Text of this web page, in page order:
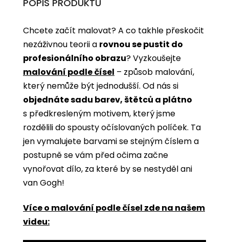
POPIS PRODUKTU
Chcete začít malovat? A co takhle přeskočit
nezáživnou teorii a rovnou se pustit do
profesionálního obrazu? Vyzkoušejte
malování podle čísel ­­– způsob malování,
který nemůže být jednodušší. Od nás si
objednáte sadu barev, štětců a plátno
s předkresleným motivem, který jsme
rozdělili do spousty očíslovaných políček. Ta
jen vymalujete barvami se stejným číslem a
postupně se vám před očima začne
vynořovat dílo, za které by se nestyděl ani
van Gogh!
Více o malování podle čísel zde na našem
videu: